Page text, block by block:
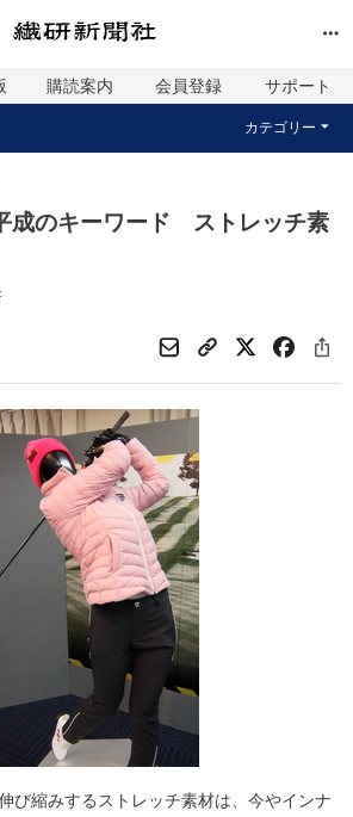
購読案内 会員登録 サポート
カテゴリー
成のキーワード ストレッチ素
び縮みするストレッチ素材は、今やインナ